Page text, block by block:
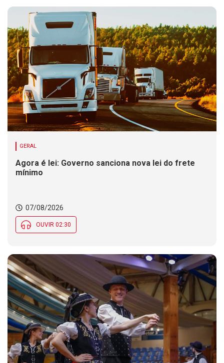
GERAL
Agora é lei: Governo sanciona nova lei do frete
mínimo
07/08/2026
OUVIR 02:30